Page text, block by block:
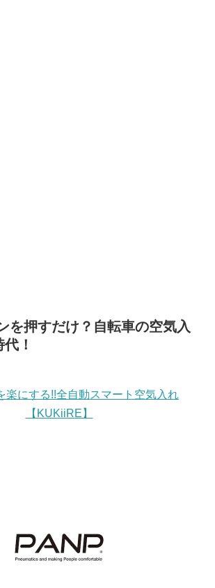
を押すだけ？自転車の空気入
！
楽にする!!全自動スマート空気入れ
【KUKiiRE】